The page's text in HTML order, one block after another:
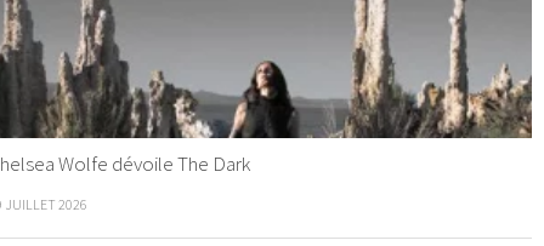
Wolfe dévoile The Dark
JUILLET 2026